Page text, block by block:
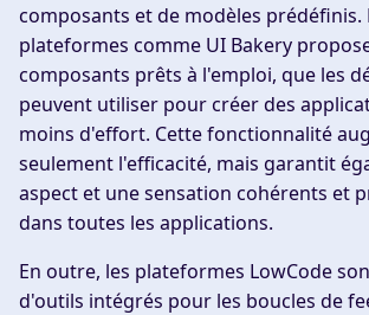
composants et de modèles prédéfinis.
plateformes comme UI Bakery
composants prêts à l'emploi, que les
peuvent utiliser pour créer des
moins d'effort. Cette fonctionnalité
seulement l'efficacité, mais garantit
aspect et une sensation cohérents et
dans toutes les applications.
En outre, les plateformes LowCode
d'outils intégrés pour les boucles de